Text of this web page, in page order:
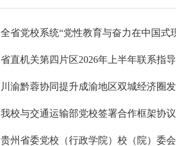
我校与交通运输部党校签署合作框架协议